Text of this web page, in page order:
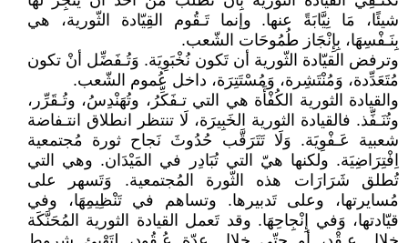
شيئًا، مَا نِيَّابَةً عنها. وإنما تَـقُوم القِيّادة الثّورية، هي
بِنَـفْسِهَا، بِإِنْجَاز طُمُوحَات الشّعب.
وترفض القيّادة الثّورية أن تَكون نُخْبَوِيَة. وَتُـفَضِّل أنْ تكون
مُتَعَدِّدة، وَمُنْتَشِرة، وَمُسْتَتِرَة، داخل عُموم الشّعب.
والقيادة الثورية الكُفْأَة هي التي تـفَكِّرُ، وتُهَنْدِسُ، وتُـقَرِّر،
وتُنَـفِّذ. فالقيادة الثورية الخَبِيرَة، لَا تنتظر انطلاق انتـفاضة
شعبية عَـفْوِيَة. وَلَا تَتَرَقَّب حُدُوثَ نَجاح ثورة مُجتمعية
اِفْتِرَاضِيَة. ولكنها هيّ التي تُبَادِر في المَيْدَان. وهي التي
تُطلق شَرَارَات هذه الثّورة المُجتمعية. وَتَسهر على
مُسايرتها، وعلى تَدبيرها. وتساهم في تَنْظِيمِهَا، وفي
قيّادتها، وَفي إِنْجِاحِهَا. وقد تَعمل القيادة الثورية المُحَنَّكَة